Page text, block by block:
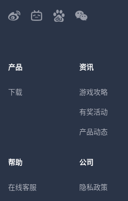
产品
下载
资讯
游戏攻略
有奖活动
产品动态
帮助
在线客服
公司
隐私政策